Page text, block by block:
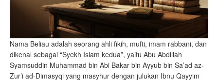
Nama Beliau adalah seorang ahli fikih, mufti, imam rabbani, dan
dikenal sebagai “Syekh Islam kedua”, yaitu Abu Abdillah
Syamsuddin Muhammad bin Abi Bakar bin Ayyub bin Sa’ad az-
Zur’i ad-Dimasyqi yang masyhur dengan julukan Ibnu Qayyim